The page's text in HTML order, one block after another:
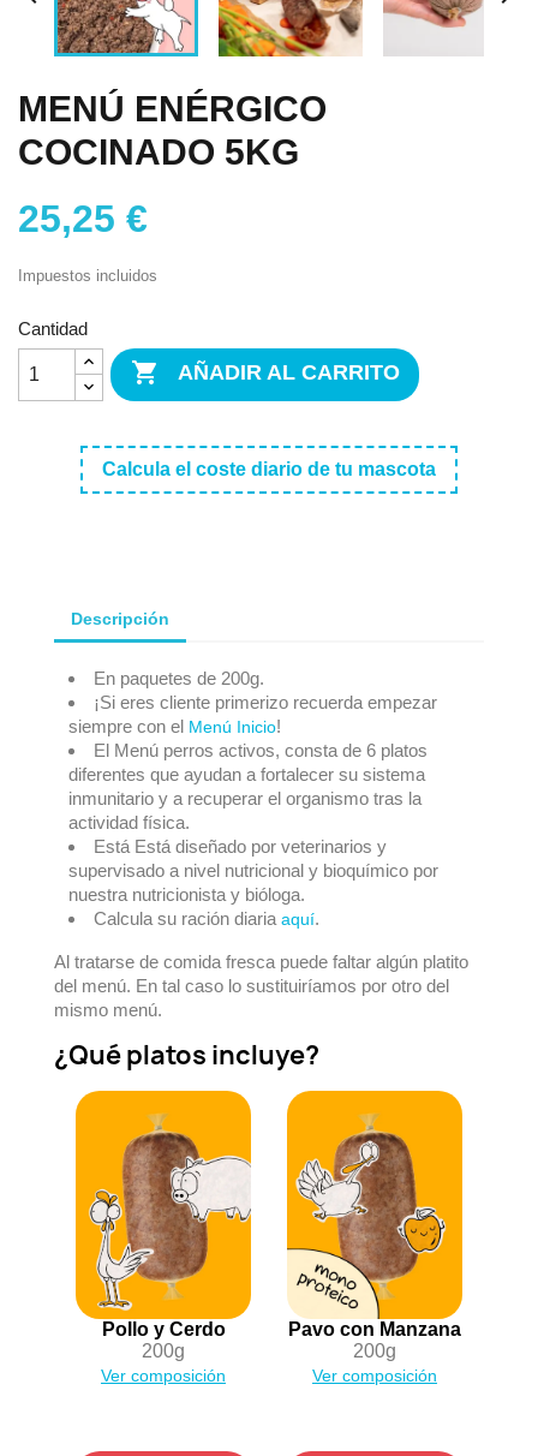
MENÚ ENÉRGICO
COCINADO 5KG
25,25 €
Impuestos incluidos
Cantidad
 AÑADIR AL CARRITO
Calcula el coste diario de tu mascota
Descripción
En paquetes de 200g.
¡Si eres cliente primerizo recuerda empezar
siempre con el Menú Inicio!
El Menú perros activos, consta de 6 platos
diferentes que ayudan a fortalecer su sistema
inmunitario y a recuperar el organismo tras la
actividad física.
Está Está diseñado por veterinarios y
supervisado a nivel nutricional y bioquímico por
nuestra nutricionista y bióloga.
Calcula su ración diaria aquí.
Al tratarse de comida fresca puede faltar algún platito
del menú. En tal caso lo sustituiríamos por otro del
mismo menú.
¿Qué platos incluye?
Pollo y Cerdo
200g
Ver composición
Pavo con Manzana
200g
Ver composición